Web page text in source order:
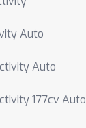
Auto
Auto
177cv Auto